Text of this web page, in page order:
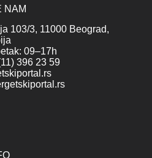
NAM
103/3, 11000 Beograd,
09–17h
396 23 59